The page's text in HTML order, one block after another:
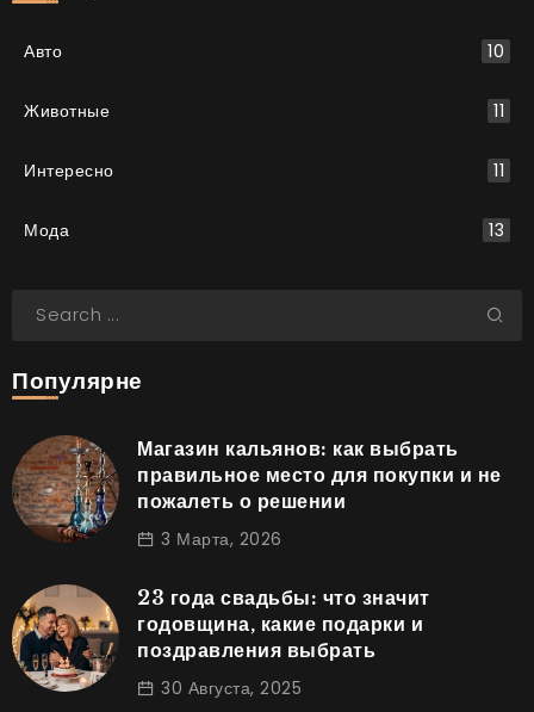
Авто 10
Животные 11
Интересно 11
Мода 13
Популярне
Магазин кальянов: как выбрать
правильное место для покупки и не
пожалеть о решении
3 Марта, 2026
23 года свадьбы: что значит
годовщина, какие подарки и
поздравления выбрать
30 Августа, 2025